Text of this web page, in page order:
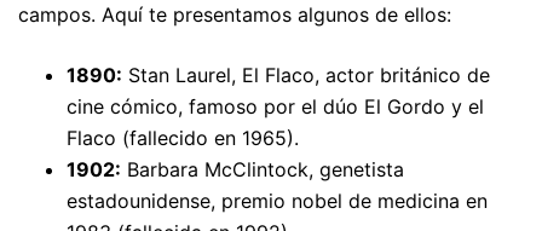
campos. Aquí te presentamos algunos de ellos:
1890: Stan Laurel, El Flaco, actor británico de
cine cómico, famoso por el dúo El Gordo y el
Flaco (fallecido en 1965).
1902: Barbara McClintock, genetista
estadounidense, premio nobel de medicina en